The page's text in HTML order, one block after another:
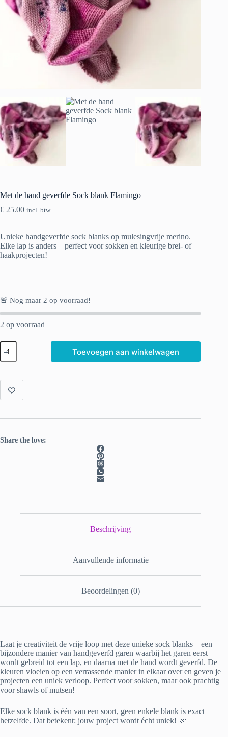
Met de hand geverfde Sock blank Flamingo
€ 25.00 incl. btw
Unieke handgeverfde sock blanks op mulesingvrije merino.
Elke lap is anders – perfect voor sokken en kleurige brei- of
haakprojecten!
🚨 Nog maar 2 op voorraad!
2 op voorraad
Met
de
hand
Sock
blank
Flamingo
Toevoegen aan winkelwagen
Share the love:
Beschrijving
Aanvullende informatie
Beoordelingen (0)
Laat je creativiteit de vrije loop met deze unieke sock blanks – een
bijzondere manier van handgeverfd garen waarbij het garen eerst
wordt gebreid tot een lap, en daarna met de hand wordt geverfd. De
kleuren vloeien op een verrassende manier in elkaar over en geven je
projecten een uniek verloop. Perfect voor sokken, maar ook prachtig
voor shawls of mutsen!
Elke sock blank is één van een soort, geen enkele blank is exact
hetzelfde. Dat betekent: jouw project wordt écht uniek! 🎉